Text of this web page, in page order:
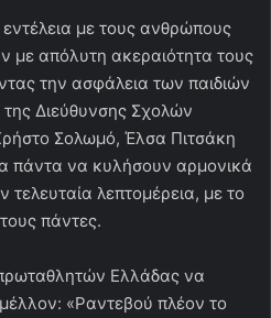
με τους ανθρώπους
με απόλυτη ακεραιότητα τους
την ασφάλεια των παιδιών
Διεύθυνσης Σχολών
Σολωμό, Έλσα Πιτσάκη
πάντα να κυλήσουν αρμονικά
τελευταία λεπτομέρεια, με το
πάντες.
Ελλάδας να
«Ραντεβού πλέον το